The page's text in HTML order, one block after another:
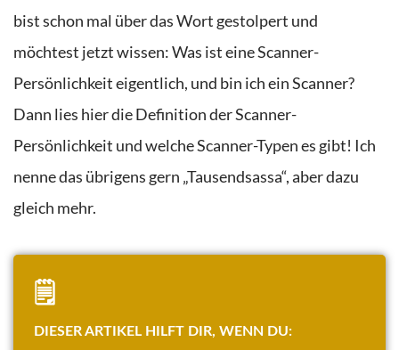
bist schon mal über das Wort gestolpert und
möchtest jetzt wissen: Was ist eine Scanner-
Persönlichkeit eigentlich, und bin ich ein Scanner?
Dann lies hier die Definition der Scanner-
Persönlichkeit und welche Scanner-Typen es gibt! Ich
nenne das übrigens gern „Tausendsassa“, aber dazu
gleich mehr.
🗒️
DIESER ARTIKEL HILFT DIR, WENN DU: